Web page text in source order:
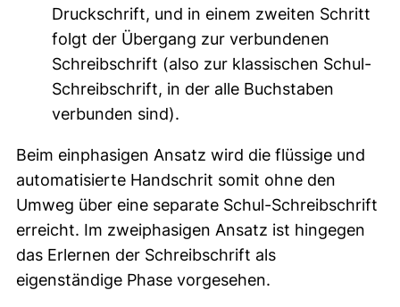
Druckschrift, und in einem zweiten Schritt
folgt der Übergang zur verbundenen
Schreibschrift (also zur klassischen Schul-
Schreibschrift, in der alle Buchstaben
verbunden sind).
Beim einphasigen Ansatz wird die flüssige und
automatisierte Handschrit somit ohne den
Umweg über eine separate Schul-Schreibschrift
erreicht. Im zweiphasigen Ansatz ist hingegen
das Erlernen der Schreibschrift als
eigenständige Phase vorgesehen.